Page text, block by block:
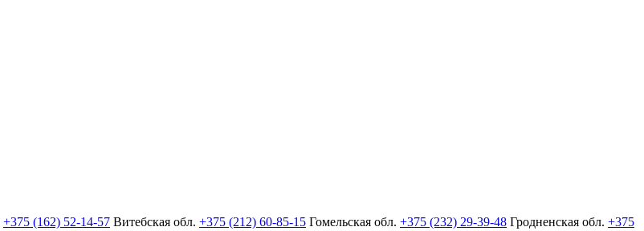
+375 (162) 52-14-57 Витебская обл. +375 (212) 60-85-15 Гомельская обл. +375 (232) 29-39-48 Гродненская обл. +375